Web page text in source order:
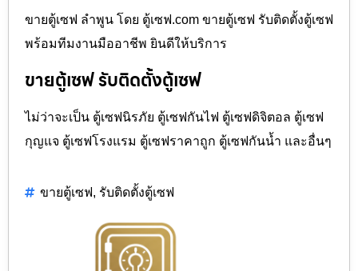
ขายตู้เซฟ ลำพูน โดย ตู้เซฟ.com ขายตู้เซฟ รับติดตั้งตู้เซฟ
พร้อมทีมงานมืออาชีพ ยินดีให้บริการ
ขายตู้เซฟ รับติดตั้งตู้เซฟ
ไม่ว่าจะเป็น ตู้เซฟนิรภัย ตู้เซฟกันไฟ ตู้เซฟดิจิตอล ตู้เซฟ
กุญแจ ตู้เซฟโรงแรม ตู้เซฟราคาถูก ตู้เซฟกันน้ำ และอื่นๆ
ขายตู้เซฟ, รับติดตั้งตู้เซฟ